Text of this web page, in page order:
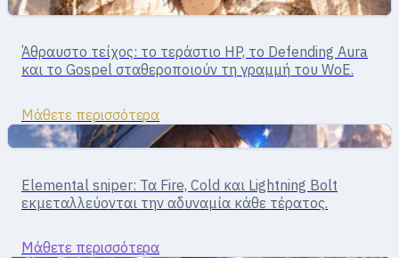
Υποστήριξη
Paladin
Άθραυστο τείχος: το τεράστιο HP, το Defending Aura
και το Gospel σταθεροποιούν τη γραμμή του WoE.
Μάθετε περισσότερα
Μάγοι
Mage
Elemental sniper: Τα Fire, Cold και Lightning Bolt
εκμεταλλεύονται την αδυναμία κάθε τέρατος.
Μάθετε περισσότερα